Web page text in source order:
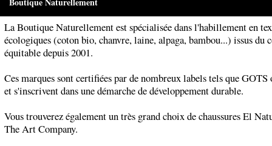
La Boutique Naturellement est spécialisée dans l'habillement en
écologiques (coton bio, chanvre, laine, alpaga, bambou...) issus du
équitable depuis 2001.
Ces marques sont certifiées par de nombreux labels tels que GOTS
et s'inscrivent dans une démarche de développement durable.
Vous trouverez également un très grand choix de chaussures El
The Art Company.